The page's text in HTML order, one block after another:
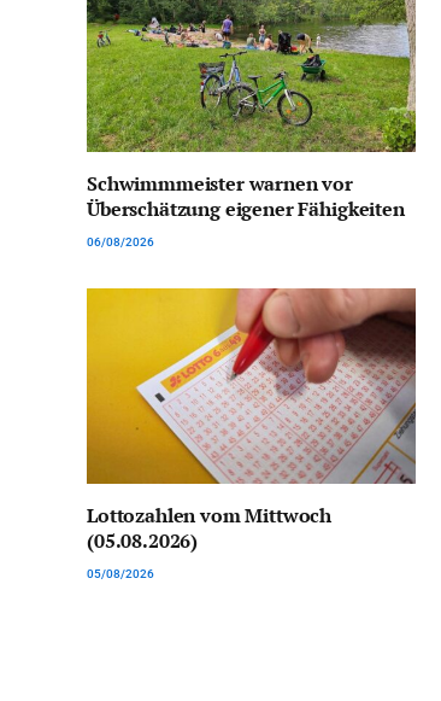
Schwimmmeister warnen vor
Überschätzung eigener Fähigkeiten
06/08/2026
Lottozahlen vom Mittwoch
(05.08.2026)
05/08/2026